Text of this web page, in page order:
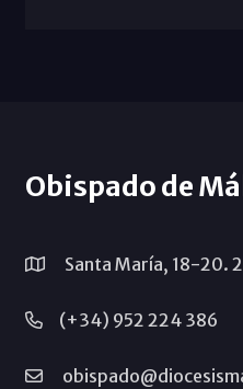
Obispado de
Santa María, 18-20.
(+34) 952 224 386